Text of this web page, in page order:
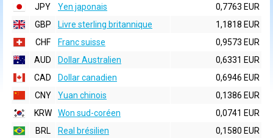
JPY
Yen japonais
0,7763 EUR
GBP
Livre sterling britannique
1,1818 EUR
CHF
Franc suisse
0,9573 EUR
AUD
Dollar Australien
0,6331 EUR
CAD
Dollar canadien
0,6946 EUR
CNY
Yuan chinois
0,1386 EUR
KRW
Won sud-coréen
0,0741 EUR
BRL
Real brésilien
0,1580 EUR